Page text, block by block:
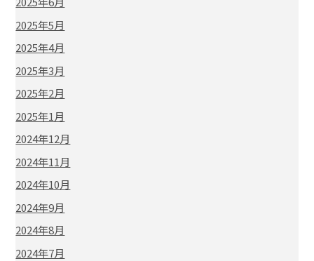
2025年5月
2025年4月
2025年3月
2025年2月
2025年1月
2024年12月
2024年11月
2024年10月
2024年9月
2024年8月
2024年7月